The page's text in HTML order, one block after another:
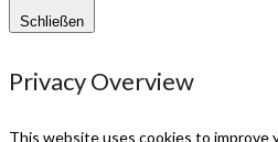
Schließen
Privacy Overview
This website uses cookies to improve